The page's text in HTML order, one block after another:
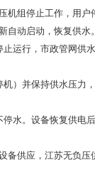
机组停止工作，用户
动启动，恢复供水。
运行，市政管网供
）并保持供水压力
。设备恢复供电后
备供应，江苏无负